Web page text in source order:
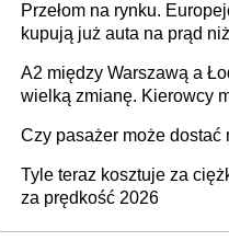
Przełom na rynku.
kupują już auta na prąd
A2 między Warszawą a
wielką zmianę. Kierowcy
Czy pasażer może dostać
Tyle teraz kosztuje za
za prędkość 2026